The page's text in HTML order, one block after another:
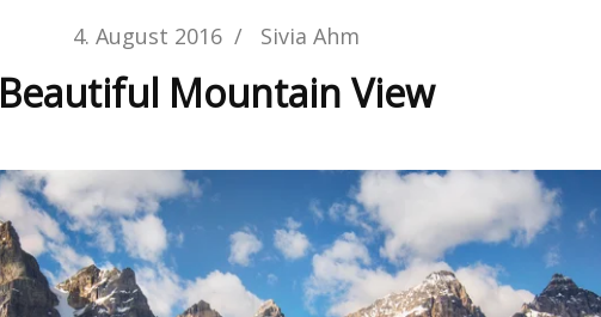
4. August 2016 / Sivia Ahm
Beautiful Mountain View